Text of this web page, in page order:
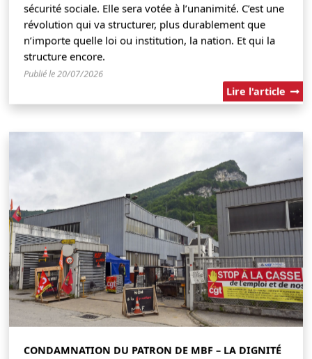
sécurité sociale. Elle sera votée à l’unanimité. C’est une
révolution qui va structurer, plus durablement que
n’importe quelle loi ou institution, la nation. Et qui la
structure encore.
Publié le 20/07/2026
Lire l'article
CONDAMNATION DU PATRON DE MBF – LA DIGNITÉ